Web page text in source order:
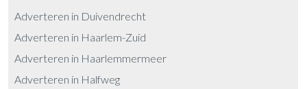
Adverteren in Duivendrecht
Adverteren in Haarlem-Zuid
Adverteren in Haarlemmermeer
Adverteren in Halfweg